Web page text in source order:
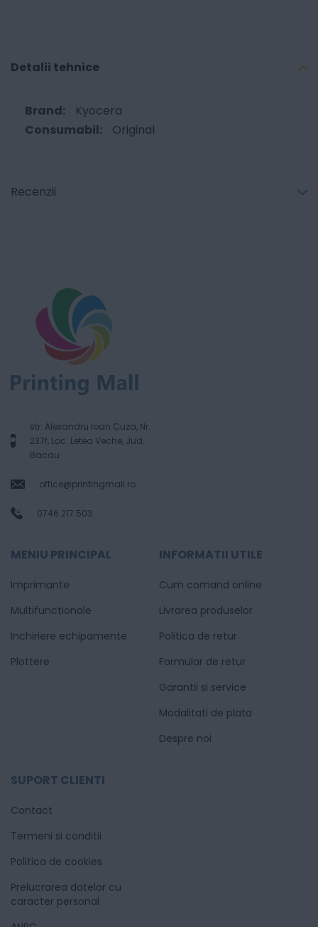
Detalii tehnice
Kyocera
Original
Recenzii
str. Alexandru Ioan Cuza, Nr.
237f, Loc. Letea Veche, Jud.
Bacau
office@printingmall.ro
0746.217.503
MENIU PRINCIPAL
Imprimante
Multifunctionale
Inchiriere echipamente
Plottere
INFORMATII UTILE
Cum comand online
Livrarea produselor
Politica de retur
Formular de retur
Garantii si service
Modalitati de plata
Despre noi
SUPORT CLIENTI
Contact
Termeni si conditii
Politica de cookies
Prelucrarea datelor cu
caracter personal